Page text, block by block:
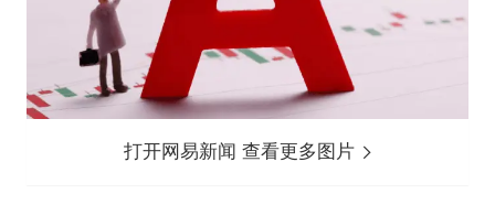
打开网易新闻 查看更多图片